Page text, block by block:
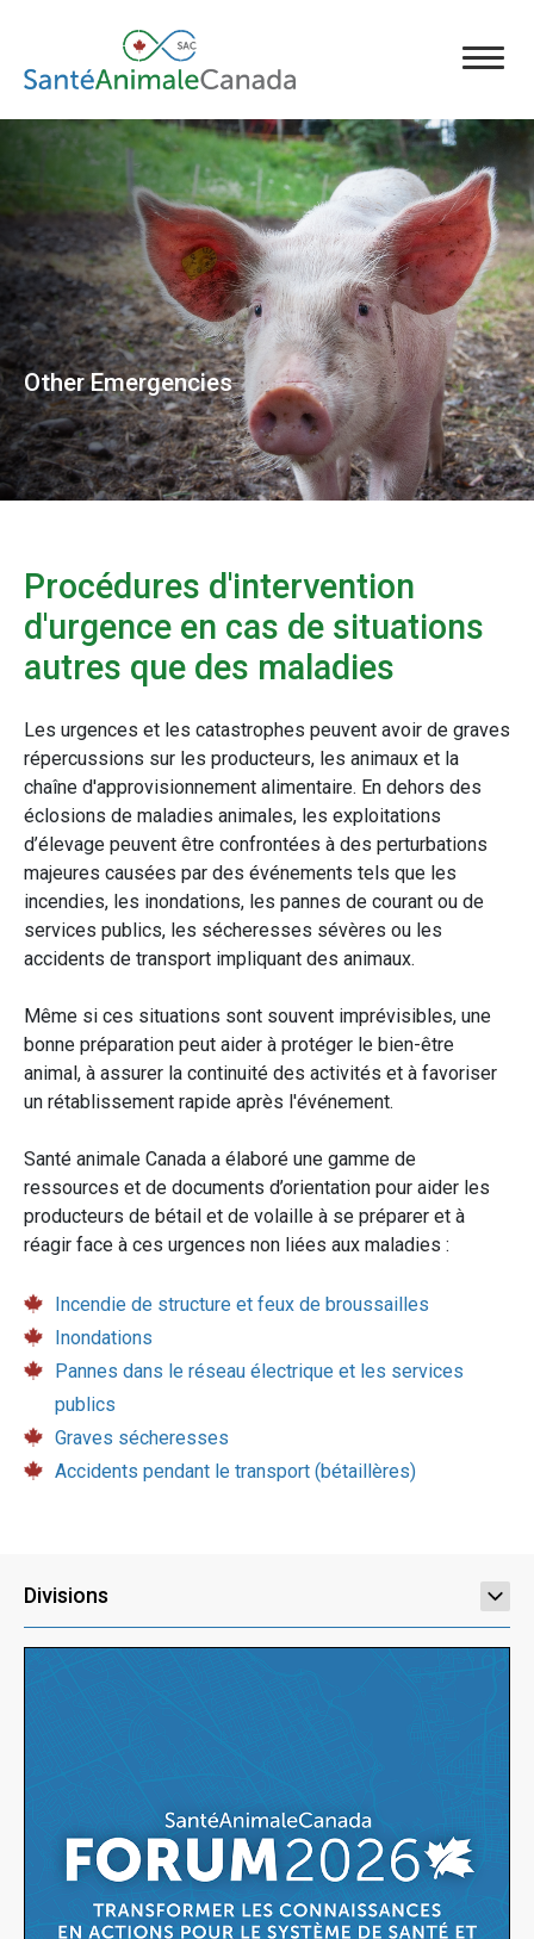
Other Emergencies
Procédures d'intervention
d'urgence en cas de situations
autres que des maladies
Les urgences et les catastrophes peuvent avoir de graves
répercussions sur les producteurs, les animaux et la
chaîne d'approvisionnement alimentaire. En dehors des
éclosions de maladies animales, les exploitations
d’élevage peuvent être confrontées à des perturbations
majeures causées par des événements tels que les
incendies, les inondations, les pannes de courant ou de
services publics, les sécheresses sévères ou les
accidents de transport impliquant des animaux.
Même si ces situations sont souvent imprévisibles, une
bonne préparation peut aider à protéger le bien-être
animal, à assurer la continuité des activités et à favoriser
un rétablissement rapide après l'événement.
Santé animale Canada a élaboré une gamme de
ressources et de documents d’orientation pour aider les
producteurs de bétail et de volaille à se préparer et à
réagir face à ces urgences non liées aux maladies :
Incendie de structure et feux de broussailles
Inondations
Pannes dans le réseau électrique et les services
publics
Graves sécheresses
Accidents pendant le transport (bétaillères)
Divisions